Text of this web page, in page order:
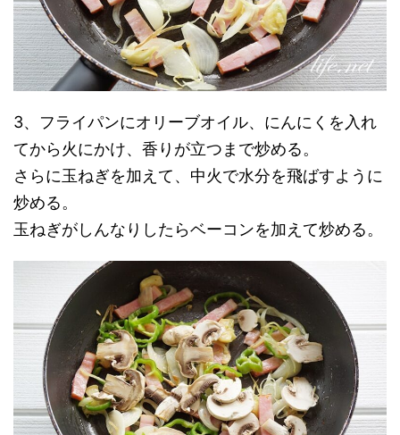
3、フライパンにオリーブオイル、にんにくを入れ
てから火にかけ、香りが立つまで炒める。
さらに玉ねぎを加えて、中火で水分を飛ばすように
炒める。
玉ねぎがしんなりしたらベーコンを加えて炒める。